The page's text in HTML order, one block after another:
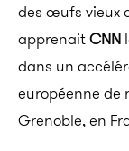
des œufs vieux
apprenaitCNN
dans un
européenne de
Grenoble, en